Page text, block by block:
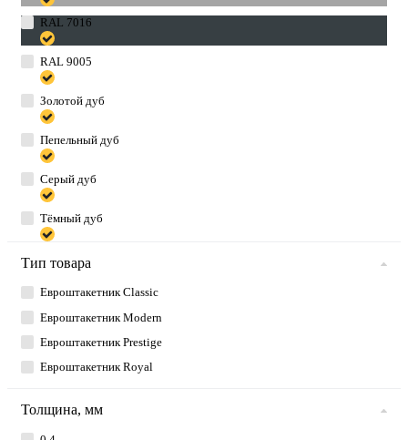
RAL 7016
RAL 9005
Золотой дуб
Пепельный дуб
Серый дуб
Тёмный дуб
Тип товара
Евроштакетник Classic
Евроштакетник Modern
Евроштакетник Prestige
Евроштакетник Royal
Толщина, мм